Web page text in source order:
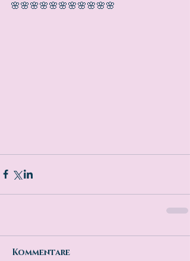
🌸🌸🌸🌸🌸🌸🌸🌸🌸🌸🌸
Kommentare